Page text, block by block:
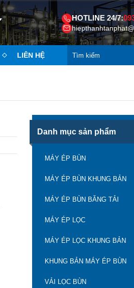
HOTLINE 24/7:
LIÊN HỆ
Danh mục sản phẩm
MÁY ÉP BÙN
MÁY ÉP BÙN KHUNG BẢN
MÁY ÉP BÙN BĂNG TẢI
MÁY ÉP LỌC
MÁY ÉP LỌC KHUNG BẢN
KHUNG BẢN MÁY ÉP BÙN
VẢI LỌC BÙN
Máy Ép Bùn
500